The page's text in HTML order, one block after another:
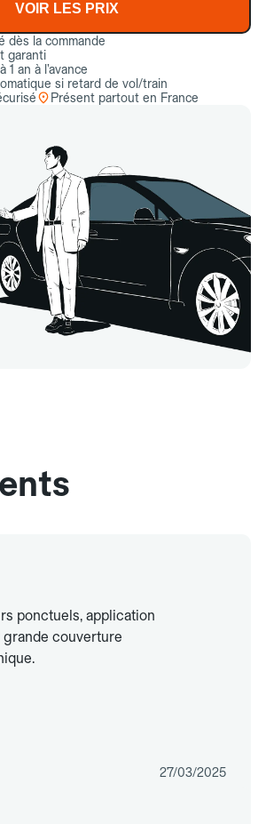
VOIR LES PRIX
dès la commande
garanti
1 an à l’avance
si retard de vol/train
Présent partout en France
ponctuels, application
grande couverture
27/03/2025